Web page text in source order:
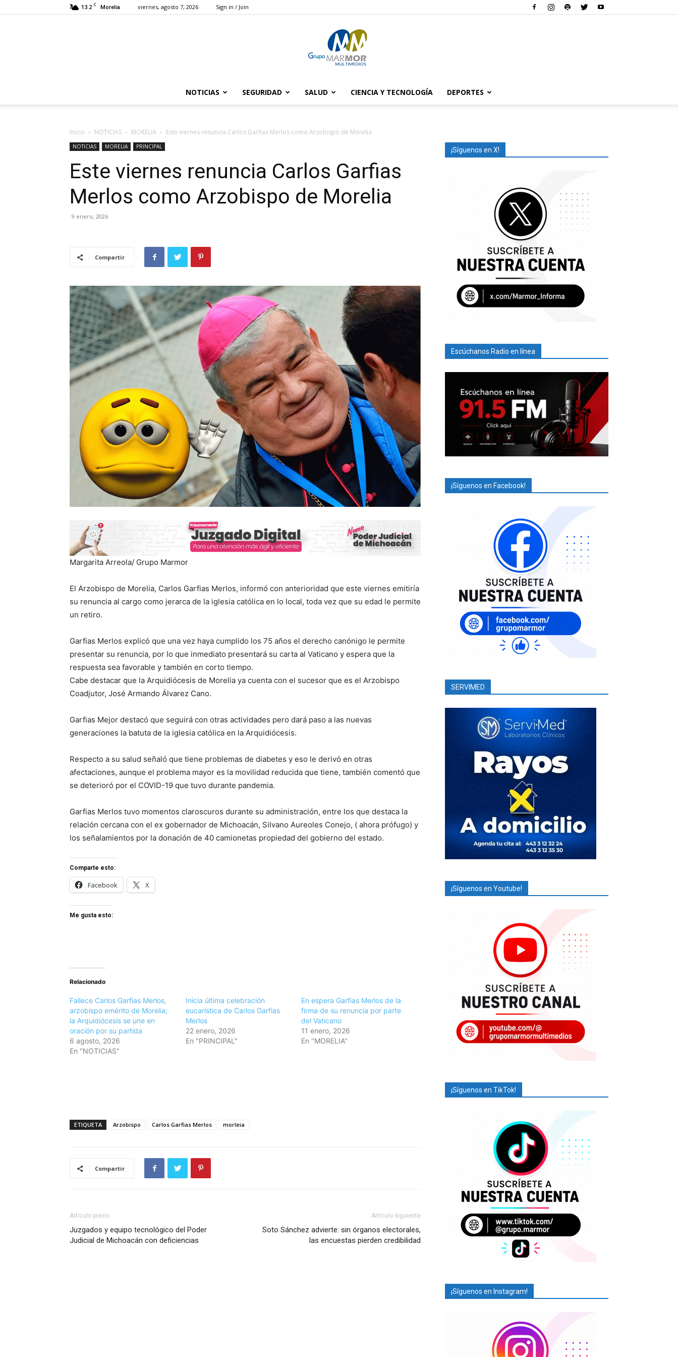
13.2 C Morelia viernes, agosto 7, 2026 Sign in / Join
Marmor
NOTICIAS SEGURIDAD SALUD CIENCIA Y TECNOLOGÍA DEPORTES
Inicio NOTICIAS MORELIA Este viernes renuncia Carlos Garfias Merlos como Arzobispo de Morelia
NOTICIAS MORELIA PRINCIPAL
Este viernes renuncia Carlos Garfias
Merlos como Arzobispo de Morelia
9 enero, 2026
Compartir
Margarita Arreola/ Grupo Marmor
El Arzobispo de Morelia, Carlos Garfias Merlos, informó con anterioridad que este viernes emitiría
su renuncia al cargo como jerarca de la iglesia católica en lo local, toda vez que su edad le permite
un retiro.
Garfias Merlos explicó que una vez haya cumplido los 75 años el derecho canónigo le permite
presentar su renuncia, por lo que inmediato presentará su carta al Vaticano y espera que la
respuesta sea favorable y también en corto tiempo.
Cabe destacar que la Arquidiócesis de Morelia ya cuenta con el sucesor que es el Arzobispo
Coadjutor, José Armando Álvarez Cano.
Garfias Mejor destacó que seguirá con otras actividades pero dará paso a las nuevas
generaciones la batuta de la iglesia católica en la Arquidiócesis.
Respecto a su salud señaló que tiene problemas de diabetes y eso le derivó en otras
afectaciones, aunque el problema mayor es la movilidad reducida que tiene, también comentó que
se deterioró por el COVID-19 que tuvo durante pandemia.
Garfias Merlos tuvo momentos claroscuros durante su administración, entre los que destaca la
relación cercana con el ex gobernador de Michoacán, Silvano Aureoles Conejo, ( ahora prófugo) y
los señalamientos por la donación de 40 camionetas propiedad del gobierno del estado.
Comparte esto:
Facebook X
Me gusta esto:
Relacionado
Fallece Carlos Garfias Merlos,
arzobispo emérito de Morelia;
la Arquidiócesis se une en
oración por su partida
6 agosto, 2026
En "NOTICIAS"
Inicia última celebración
eucarística de Carlos Garfias
Merlos
22 enero, 2026
En "PRINCIPAL"
En espera Garfias Merlos de la
firma de su renuncia por parte
del Vaticano
11 enero, 2026
En "MORELIA"
ETIQUETA Arzobispo Carlos Garfias Merlos morleia
Compartir
Artículo previo
Juzgados y equipo tecnológico del Poder
Judicial de Michoacán con deficiencias
Artículo siguiente
Soto Sánchez advierte: sin órganos electorales,
las encuestas pierden credibilidad
¡Síguenos en X!
Escúchanos Radio en línea
¡Síguenos en Facebook!
SERVIMED
¡Síguenos en Youtube!
¡Síguenos en TikTok!
¡Síguenos en Instagram!